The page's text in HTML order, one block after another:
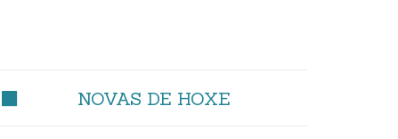
NOVAS DE HOXE